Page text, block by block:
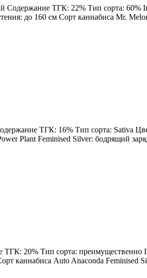
ТГК: 22% Тип сорта: 60%
до 160 см Сорт каннабиса Mr.
ТГК: 16% Тип сорта: Sativa
Plant Feminised Silver: бодрящий
20% Тип сорта: преимущественно
каннабиса Auto Anaconda Feminised